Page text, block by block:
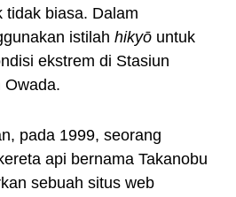
tidak biasa. Dalam
istilah hikyō untuk
ekstrem di Stasiun
Owada.
pada 1999, seorang
api bernama Takanobu
sebuah situs web